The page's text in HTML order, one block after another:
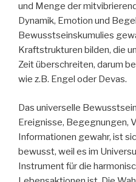
und Menge der
Dynamik, Emotion und
Bewusstseinskumulies
Kraftstrukturen bilden, die
Zeit überschreiten, darum
wie z.B. Engel oder Devas.
Das universelle
Ereignisse, Begegnungen,
Informationen gewahr, ist
bewusst, weil es im
Instrument für die